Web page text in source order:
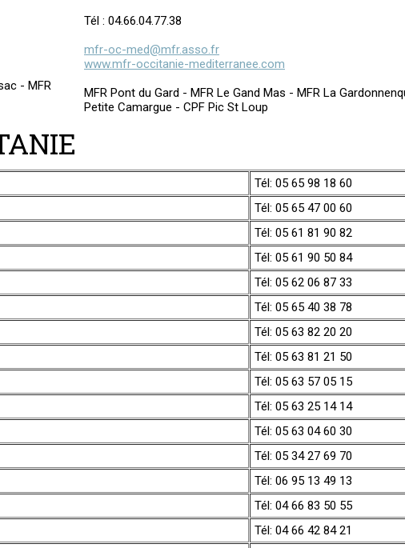
- MFR
Tél : 04.66.04.77.38
mfr-oc-med@mfr.asso.fr
www.mfr-occitanie-mediterranee.com
MFR Pont du Gard - MFR Le Gand Mas - MFR La
Petite Camargue - CPF Pic St Loup
Tél: 05 65 98 18 60
Tél: 05 65 47 00 60
Tél: 05 61 81 90 82
Tél: 05 61 90 50 84
Tél: 05 62 06 87 33
Tél: 05 65 40 38 78
Tél: 05 63 82 20 20
Tél: 05 63 81 21 50
Tél: 05 63 57 05 15
Tél: 05 63 25 14 14
Tél: 05 63 04 60 30
Tél: 05 34 27 69 70
Tél: 06 95 13 49 13
Tél: 04 66 83 50 55
Tél: 04 66 42 84 21